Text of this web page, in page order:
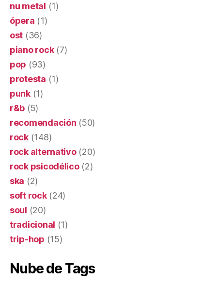
nu metal (1)
ópera (1)
ost (36)
piano rock(7)
pop (93)
protesta (1)
punk(1)
r&b (5)
recomendación (50)
rock(148)
rock alternativo(20)
rock psicodélico(2)
ska (2)
soft rock(24)
soul (20)
tradicional (1)
trip-hop (15)
Nube de Tags